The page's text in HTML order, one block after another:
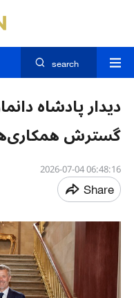
search
دیدار پادشاه
گسترش
06:48:16 2026-07-04
Share